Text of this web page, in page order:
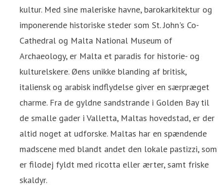
kultur. Med sine maleriske havne, barokarkitektur og
imponerende historiske steder som St. John's Co-
Cathedral og Malta National Museum of
Archaeology, er Malta et paradis for historie- og
kulturelskere. Øens unikke blanding af britisk,
italiensk og arabisk indflydelse giver en særpræget
charme. Fra de gyldne sandstrande i Golden Bay til
de smalle gader i Valletta, Maltas hovedstad, er der
altid noget at udforske. Maltas har en spændende
madscene med blandt andet den lokale pastizzi, som
er filodej fyldt med ricotta eller ærter, samt friske
skaldyr.